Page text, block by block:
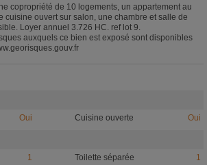
copropriété de 10 logements, un appartement au
cuisine ouvert sur salon, une chambre et salle de
Loyer annuel 3.726 HC. ref lot 9.
auxquels ce bien est exposé sont disponibles
Oui Cuisine ouverte Oui
1 Toilette séparée 1